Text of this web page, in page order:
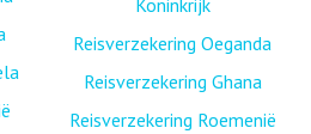
Reisverzekering Oeganda
Reisverzekering Ghana
Reisverzekering Roemenië